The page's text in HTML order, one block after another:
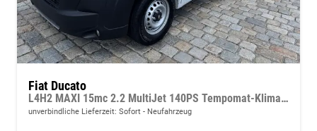
Fiat Ducato
L4H2 MAXI 15mc 2.2 MultiJet 140PS Tempomat-Klima-PDC-Rückfahrkamera-DAB-Sofort
unverbindliche Lieferzeit: Sofort Neufahrzeug